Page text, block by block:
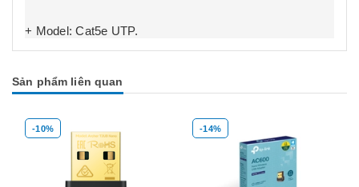
+ Model: Cat5e UTP.
Sản phẩm liên quan
-10% -14%